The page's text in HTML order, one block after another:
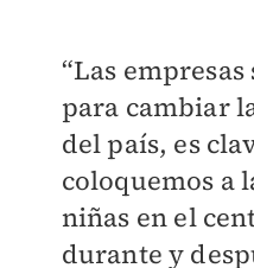
“Las
para cambiar
del país, es
coloquemos a
niñas en el
durante y